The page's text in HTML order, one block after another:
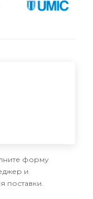
форму
и
поставки.